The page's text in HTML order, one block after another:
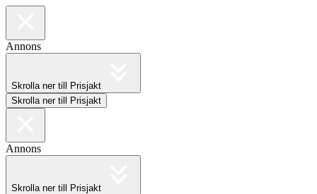
Annons
Skrolla ner till Prisjakt
Skrolla ner till Prisjakt
Annons
Skrolla ner till Prisjakt